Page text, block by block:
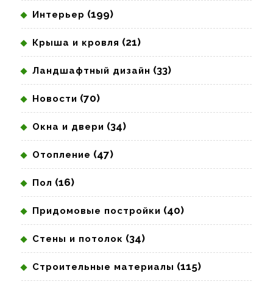
Интерьер (199)
Крыша и кровля (21)
Ландшафтный дизайн (33)
Новости (70)
Окна и двери (34)
Отопление (47)
Пол (16)
Придомовые постройки (40)
Стены и потолок (34)
Строительные материалы (115)